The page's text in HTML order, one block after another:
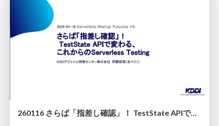
260116 さらば「指差し確認」！ TestState APIで変わる、これからのServerless Testing